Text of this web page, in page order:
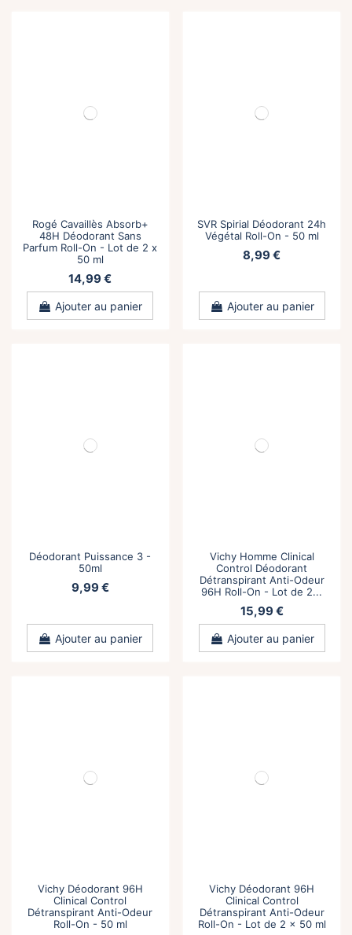
Rogé Cavaillès Absorb+
48H Déodorant Sans
Parfum Roll-On - Lot de 2 x
50 ml
14,99 €
Ajouter au panier
SVR Spirial Déodorant 24h
Végétal Roll-On - 50 ml
8,99 €
Ajouter au panier
Déodorant Puissance 3 -
50ml
9,99 €
Ajouter au panier
Vichy Homme Clinical
Control Déodorant
Détranspirant Anti-Odeur
96H Roll-On - Lot de 2...
15,99 €
Ajouter au panier
Vichy Déodorant 96H
Clinical Control
Détranspirant Anti-Odeur
Roll-On - 50 ml
Vichy Déodorant 96H
Clinical Control
Détranspirant Anti-Odeur
Roll-On - Lot de 2 x 50 ml